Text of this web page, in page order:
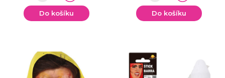
Do košíku Do košíku